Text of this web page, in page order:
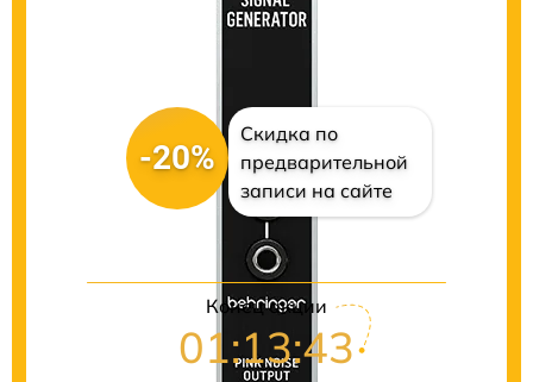
-20%
Скидка по
предварительной
записи на сайте
Конец акции
01:13:42